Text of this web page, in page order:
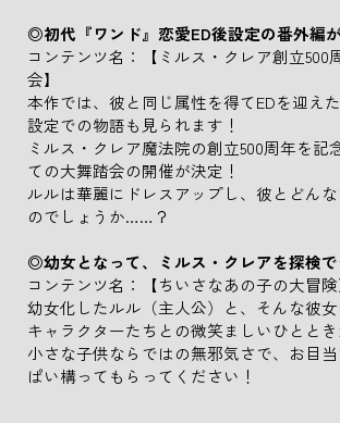
◎初代『ワンド』恋愛ED後設定の番外編
コンテンツ名：【ミルス・クレア創立
会】
本作では、彼と同じ属性を得てEDを迎え
設定での物語も見られます！
ミルス・クレア魔法院の創立500周年を記
ての大舞踏会の開催が決定！
ルルは華麗にドレスアップし、彼とどん
のでしょうか……？
◎幼女となって、ミルス・クレアを探検で
コンテンツ名：【ちいさなあの子の大冒険
幼女化したルル（主人公）と、そんな彼
キャラクターたちとの微笑ましいひととき
小さな子供ならではの無邪気さで、お目
ぱい構ってもらってください！